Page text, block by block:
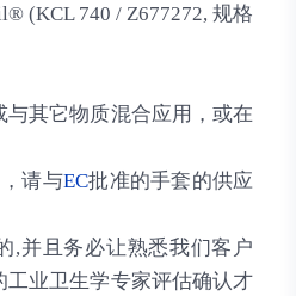
(KCL 740 / Z677272, 规格
其它物质混合应用，或在
请与EC批准的手套的供应
,并且务必让熟悉我们客户
业卫生学专家评估确认才